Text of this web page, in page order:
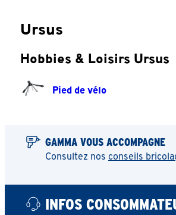
Ursus
Hobbies & Loisirs Ursus
Pied de vélo
GAMMA VOUS ACCOMPAGNE
Consultez nos conseils
INFOS